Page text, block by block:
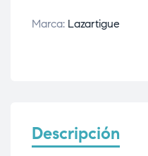
Marca: Lazartigue
Descripción